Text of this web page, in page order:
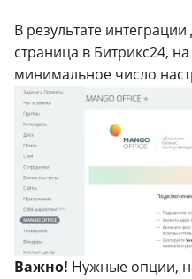
В результате
страница в Битрикс24,
минимальное число
Важно! Нужные опции,